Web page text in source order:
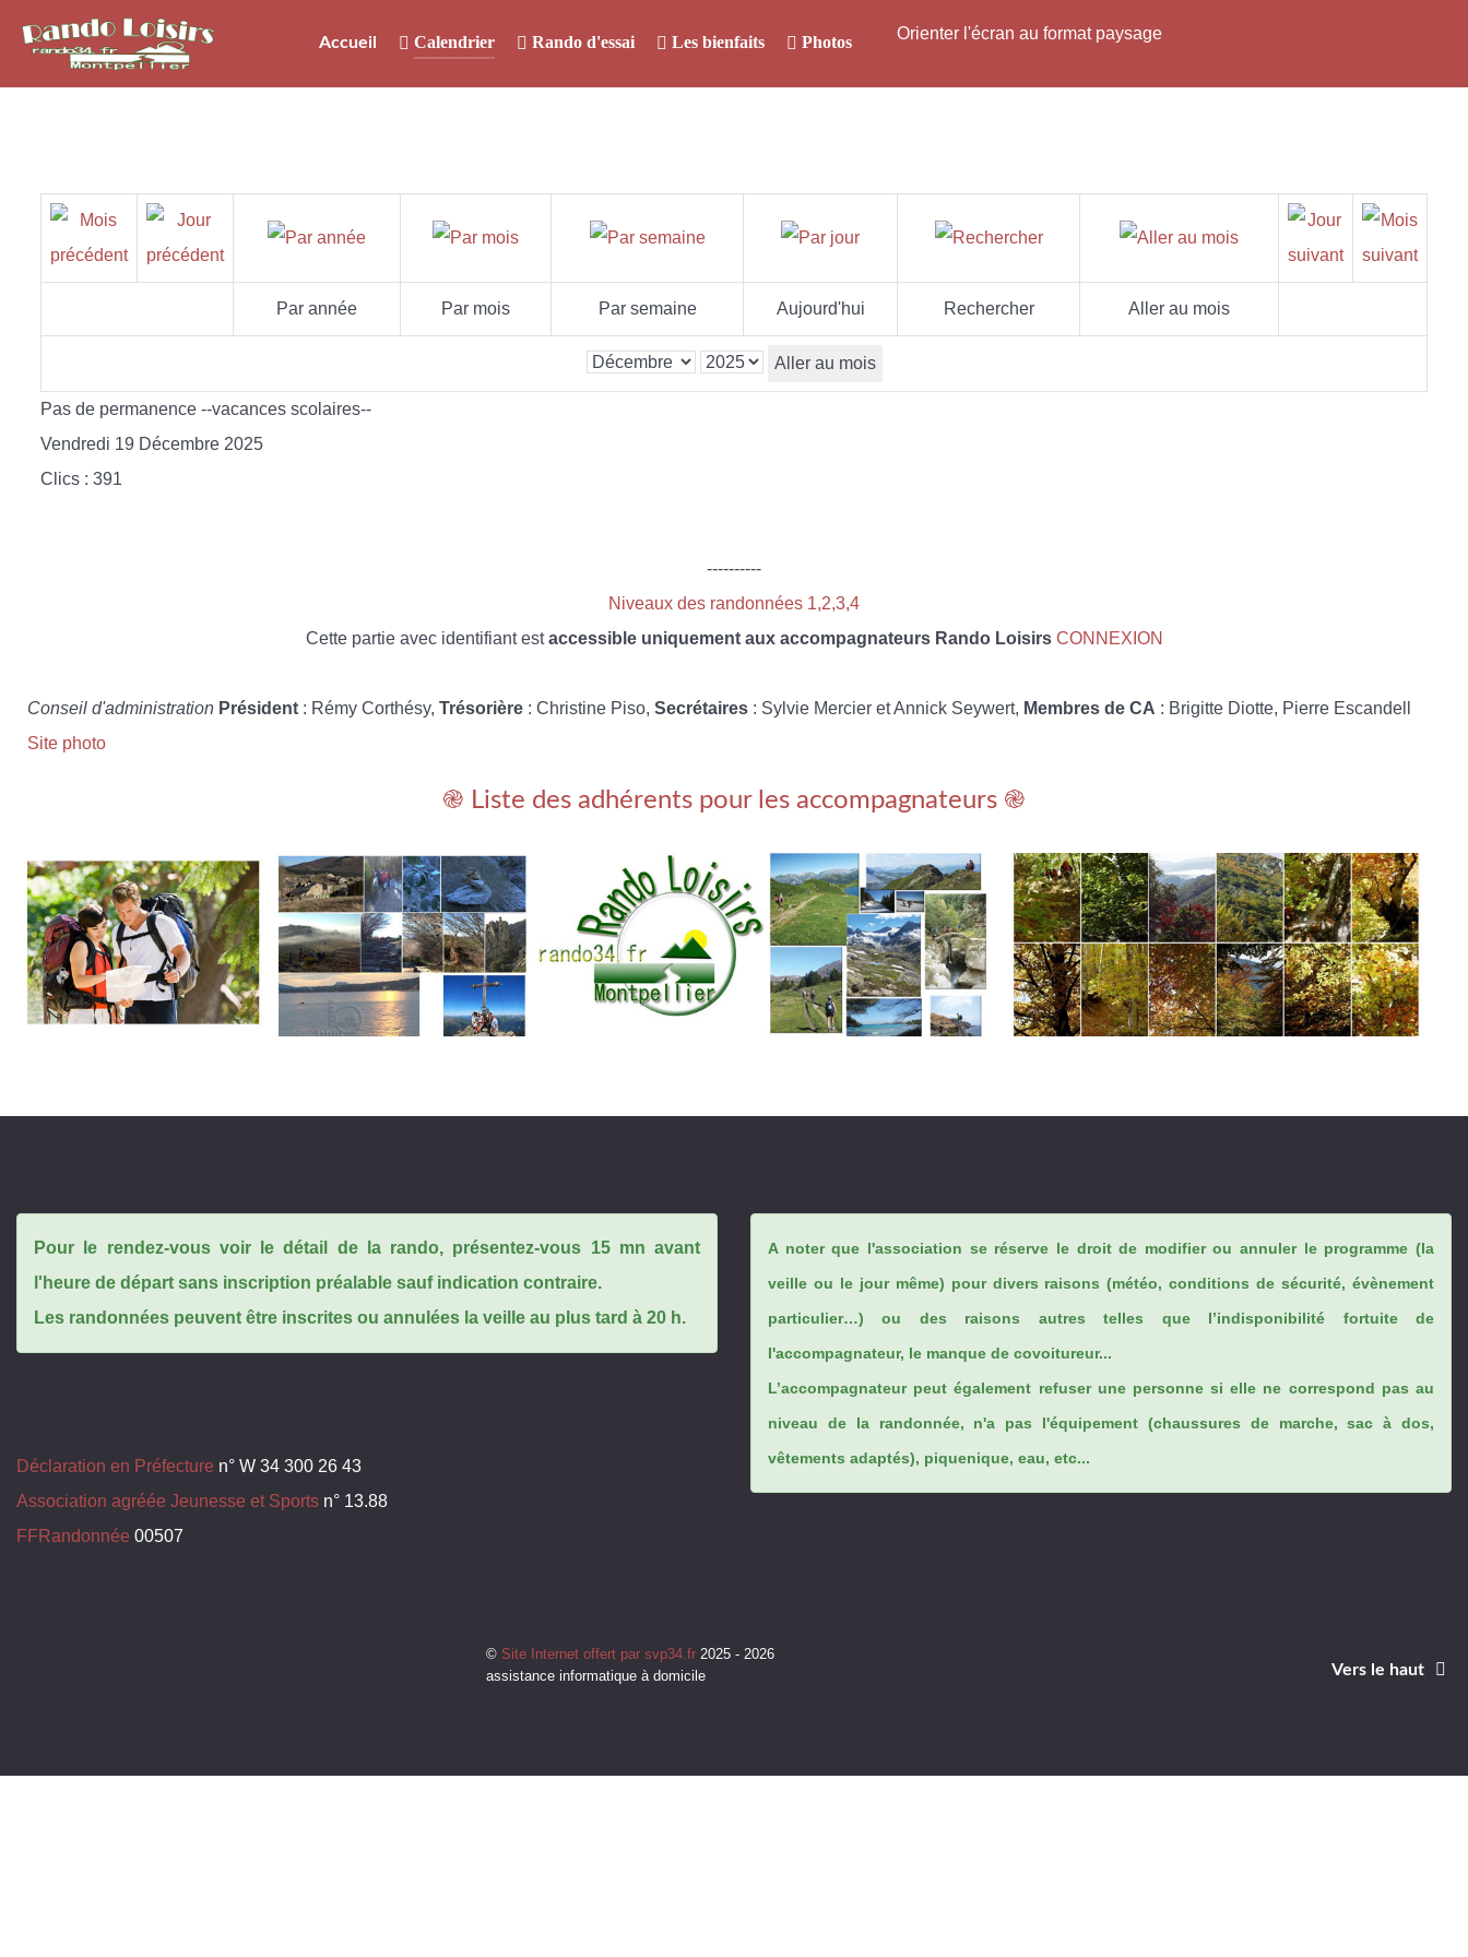
Accueil Calendrier Rando d'essai Les bienfaits Photos Orienter l'écran au format paysage
Par année Par mois Par semaine Aujourd'hui Rechercher Aller au mois
Aller au mois
Pas de permanence --vacances scolaires--
Vendredi 19 Décembre 2025
Clics : 391
----------
Niveaux des randonnées 1,2,3,4
Cette partie avec identifiant estaccessible uniquement aux accompagnateurs Rando Loisirs CONNEXION
Conseil d'administration Président : Rémy Corthésy, Trésorière : Christine Piso, Secrétaires : Sylvie Mercier et Annick Seywert, Membres de CA : Brigitte Diotte, Pierre Escandell
Site photo
֎ Liste des adhérents pour les accompagnateurs ֎
Pour le rendez-vous voir le détail de la rando, présentez-vous 15 mn avant
l'heure de départ sans inscription préalable sauf indication contraire.
Les randonnées peuvent être inscrites ou annulées la veille au plus tard à 20 h.
Déclaration en Préfecture n° W 34 300 26 43
Association agréée Jeunesse et Sports n° 13.88
FFRandonnée 00507
A noter que l'association se réserve le droit de modifier ou annuler le programme (la
veille ou le jour même) pour divers raisons (météo, conditions de sécurité, évènement
particulier…) ou des raisons autres telles que l’indisponibilité fortuite de
l'accompagnateur, le manque de covoitureur...
L’accompagnateur peut également refuser une personne si elle ne correspond pas au
niveau de la randonnée, n'a pas l'équipement (chaussures de marche, sac à dos,
vêtements adaptés), piquenique, eau, etc...
© Site Internet offert par svp34.fr2025 - 2026
assistance informatique à domicile
Vers le haut